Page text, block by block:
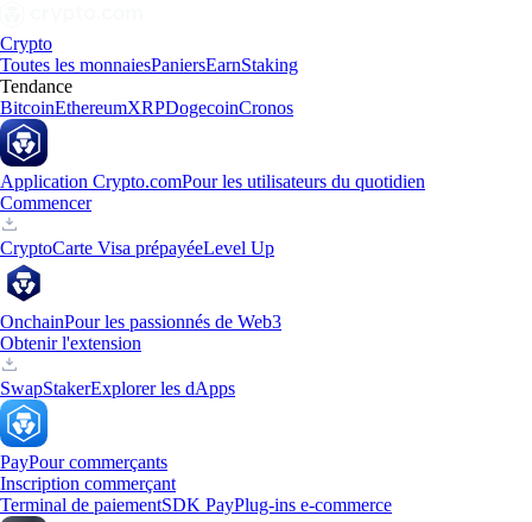
Crypto
Toutes les monnaiesPaniersEarnStaking
Tendance
BitcoinEthereumXRPDogecoinCronos
Application Crypto.comPour les utilisateurs du quotidien
Commencer
CryptoCarte Visa prépayéeLevel Up
OnchainPour les passionnés de Web3
Obtenir l'extension
SwapStakerExplorer les dApps
PayPour commerçants
Inscription commerçant
Terminal de paiementSDK PayPlug-ins e-commerce